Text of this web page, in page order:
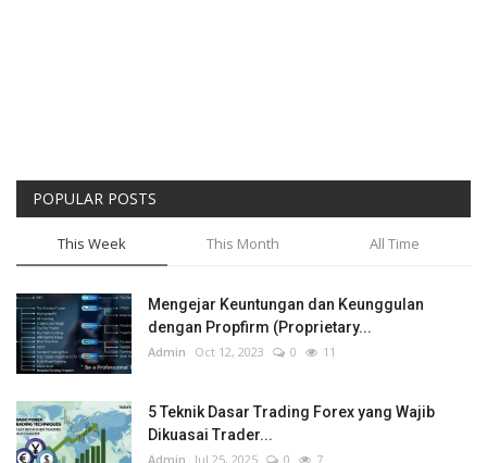
POPULAR POSTS
This Week This Month All Time
Mengejar Keuntungan dan Keunggulan
dengan Propfirm (Proprietary...
Admin Oct 12, 2023 0 11
5 Teknik Dasar Trading Forex yang Wajib
Dikuasai Trader...
Admin Jul 25, 2025 0 7